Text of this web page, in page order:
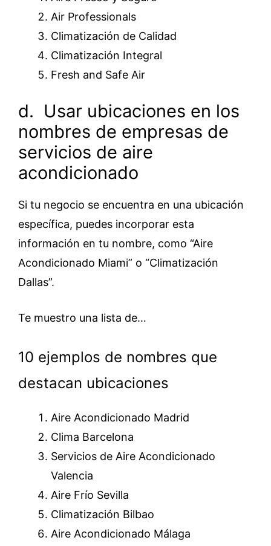
Air Professionals
Climatización de Calidad
Climatización Integral
Fresh and Safe Air
d. Usar ubicaciones en los
nombres de empresas de
servicios de aire
acondicionado
Si tu negocio se encuentra en una ubicación
específica, puedes incorporar esta
información en tu nombre, como “Aire
Acondicionado Miami” o “Climatización
Dallas”.
Te muestro una lista de…
10 ejemplos de nombres que
destacan ubicaciones
Aire Acondicionado Madrid
Clima Barcelona
Servicios de Aire Acondicionado
Valencia
Aire Frío Sevilla
Climatización Bilbao
Aire Acondicionado Málaga